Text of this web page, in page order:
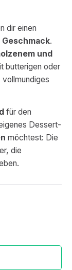
dir einen
.
und
butterigen oder
für den
Dessert-
möchtest: Die
die